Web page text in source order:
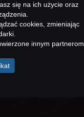
się na ich użycie oraz
cookies, zmieniając
innym